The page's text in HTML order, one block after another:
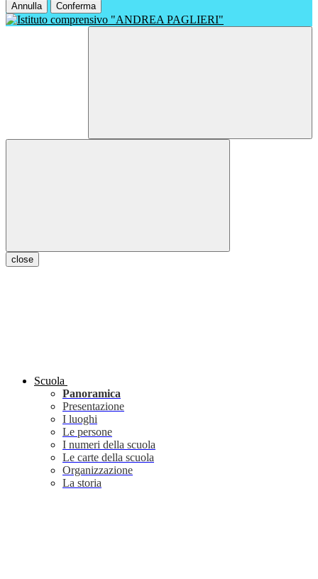
Annulla Conferma
close
Scuola
Panoramica
Presentazione
I luoghi
Le persone
I numeri della scuola
Le carte della scuola
Organizzazione
La storia